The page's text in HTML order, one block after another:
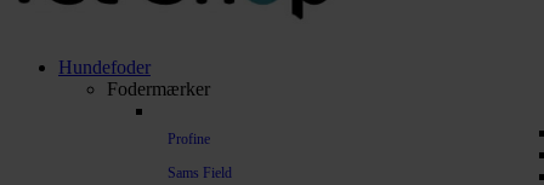
Hundefoder
Fodermærker
Profine
Sams Field